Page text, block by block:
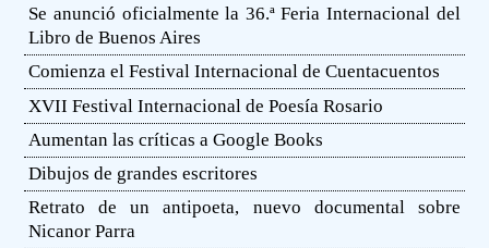
Se anunció oficialmente la 36.ª Feria Internacional del
Libro de Buenos Aires
Comienza el Festival Internacional de Cuentacuentos
XVII Festival Internacional de Poesía Rosario
Aumentan las críticas a Google Books
Dibujos de grandes escritores
Retrato de un antipoeta, nuevo documental sobre
Nicanor Parra